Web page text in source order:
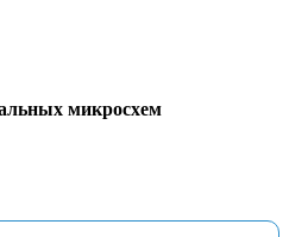
микросхем